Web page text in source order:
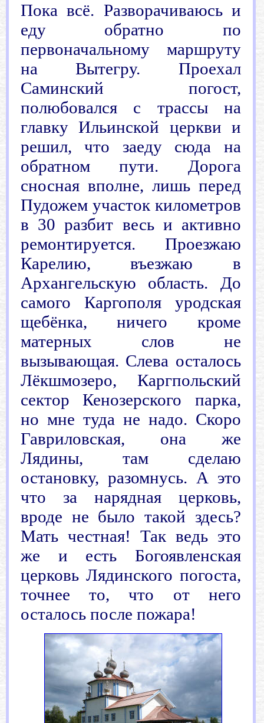
Пока всё. Разворачиваюсь и
еду обратно по
первоначальному маршруту
на Вытегру. Проехал
Саминский погост,
полюбовался с трассы на
главку Ильинской церкви и
решил, что заеду сюда на
обратном пути. Дорога
сносная вполне, лишь перед
Пудожем участок километров
в 30 разбит весь и активно
ремонтируется. Проезжаю
Карелию, въезжаю в
Архангельскую область. До
самого Каргополя уродская
щебёнка, ничего кроме
матерных слов не
вызывающая. Слева осталось
Лёкшмозеро, Каргпольский
сектор Кенозерского парка,
но мне туда не надо. Скоро
Гавриловская, она же
Лядины, там сделаю
остановку, разомнусь. А это
что за нарядная церковь,
вроде не было такой здесь?
Мать честная! Так ведь это
же и есть Богоявленская
церковь Лядинского погоста,
точнее то, что от него
осталось после пожара!